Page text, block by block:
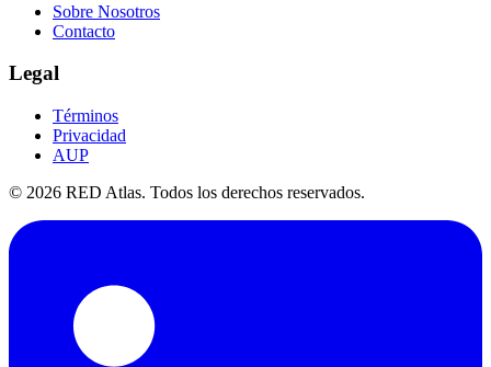
Sobre Nosotros
Contacto
Legal
Términos
Privacidad
AUP
© 2026 RED Atlas. Todos los derechos reservados.